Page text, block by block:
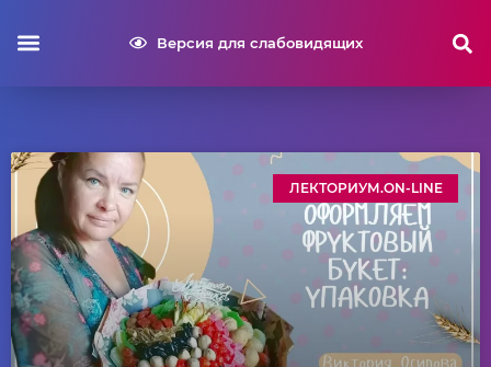
Версия для слабовидящих
ЛЕКТОРИУМ.ON-LINE